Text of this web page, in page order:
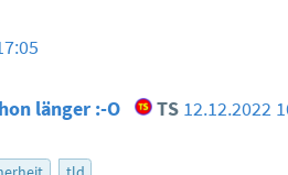
länger :-O TS 12.12.2022